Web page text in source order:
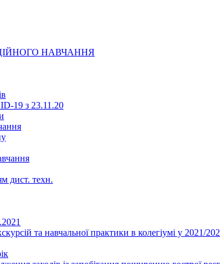
НАВЧАННЯ
19 з 23.11.20
дист. техн.
та навчальної практики в колегіумі у 2021/